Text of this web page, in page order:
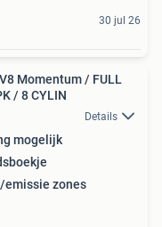
30 jul 26
Momentum / FULL
/ 8 CYLIN
Details
mogelijk
zones